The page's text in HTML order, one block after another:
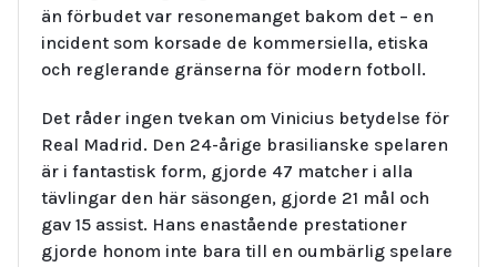
än förbudet var resonemanget bakom det – en
incident som korsade de kommersiella, etiska
och reglerande gränserna för modern fotboll.
Det råder ingen tvekan om Vinicius betydelse för
Real Madrid. Den 24-årige brasilianske spelaren
är i fantastisk form, gjorde 47 matcher i alla
tävlingar den här säsongen, gjorde 21 mål och
gav 15 assist. Hans enastående prestationer
gjorde honom inte bara till en oumbärlig spelare